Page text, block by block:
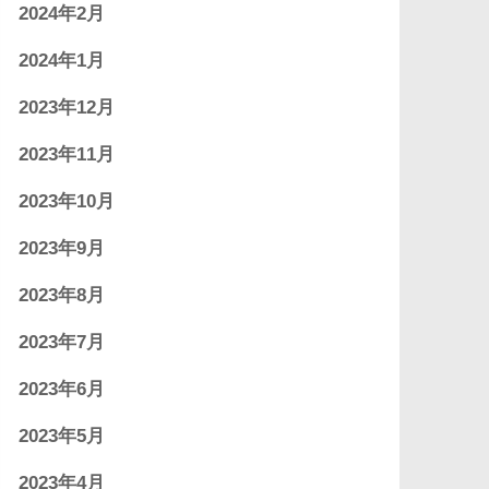
2024年2月
2024年1月
2023年12月
2023年11月
2023年10月
2023年9月
2023年8月
2023年7月
2023年6月
2023年5月
2023年4月